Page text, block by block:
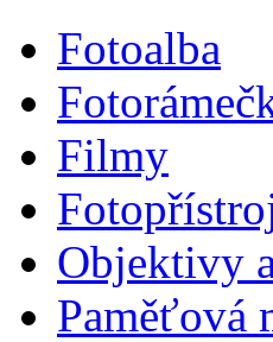
Fotoalba
Filmy
Objektivy
Paměťová